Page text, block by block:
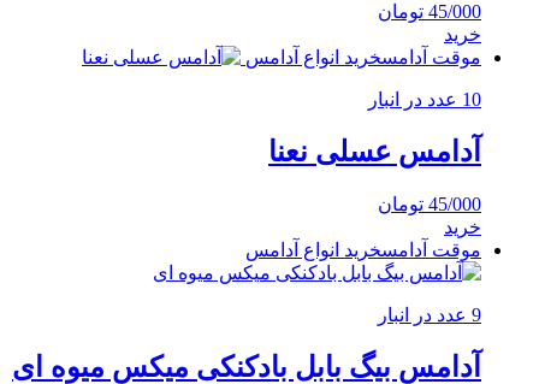
45/000 تومان
خرید
موقت آدامسخرید انواع آدامس
10 عدد در انبار
آدامس عسلی نعنا
45/000 تومان
خرید
موقت آدامسخرید انواع آدامس
9 عدد در انبار
آدامس بیگ بابل بادکنکی میکس میوه ای